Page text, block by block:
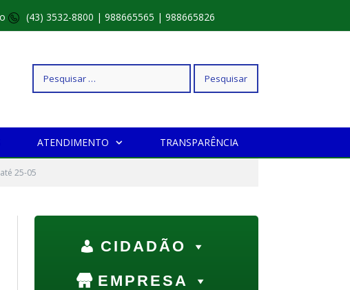
(43) 3532-8800 | 988665565 | 988665826
Pesquisar
por:
ATENDIMENTO TRANSPARÊNCIA
até 25-05
CIDADÃO
EMPRESA